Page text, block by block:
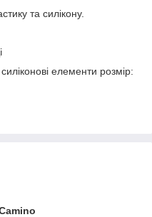
та силікону.
елементи розмір: